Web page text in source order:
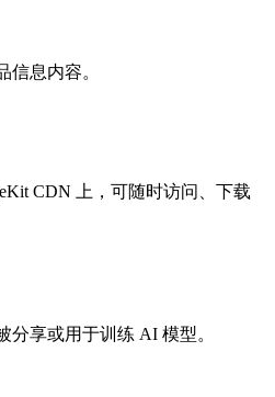
信息内容。
CDN 上，可随时访问、下载
分享或用于训练 AI 模型。